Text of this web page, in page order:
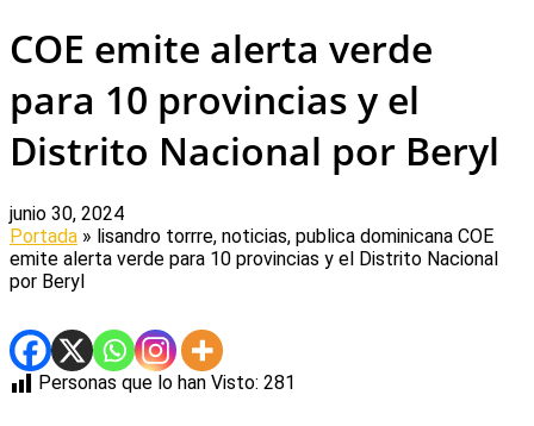
COE emite alerta verde
para 10 provincias y el
Distrito Nacional por Beryl
junio 30, 2024
Portada » lisandro torrre, noticias, publica dominicana COE
emite alerta verde para 10 provincias y el Distrito Nacional
por Beryl
Personas que lo han Visto: 281